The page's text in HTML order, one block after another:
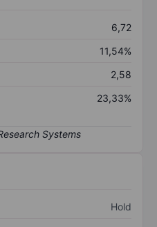
6,72
11,54%
2,58
23,33%
Hold